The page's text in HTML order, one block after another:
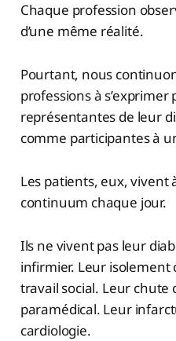
Chaque profession
d’une même réalité.
Pourtant, nous
professions à
représentantes de leur
comme participantes à
Les patients, eux, vivent
continuum chaque jour.
Ils ne vivent pas leur
infirmier. Leur isolement
travail social. Leur chute
paramédical. Leur
cardiologie.